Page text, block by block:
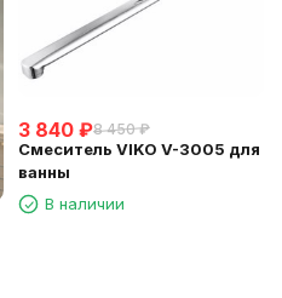
3 840 ₽8 450 ₽
Смеситель VIKO V-3005 для
ванны
В наличии